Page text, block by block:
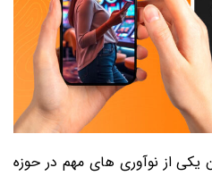
از نوآوری های مهم در حوزه